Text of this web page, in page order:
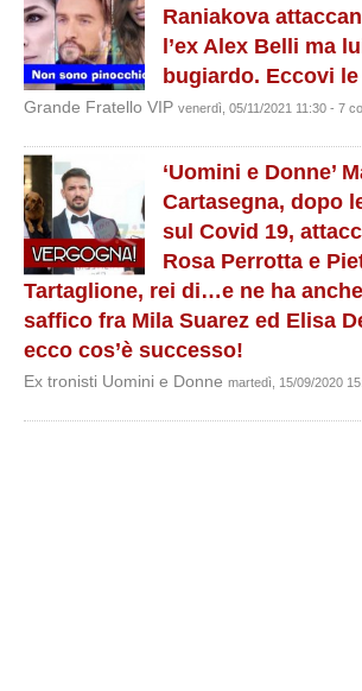
Raniakova
l’ex Alex Belli ma
bugiardo. Eccovi
Grande Fratello VIP venerdì, 05/11/2021 11:30 - 7
‘Uomini e Donne’
Cartasegna, dopo
sul Covid 19,
Rosa Perrotta e
Tartaglione, rei di…e ne ha
saffico fra Mila Suarez ed Elisa
ecco cos’è successo!
Ex tronisti Uomini e Donne martedì, 15/09/2020